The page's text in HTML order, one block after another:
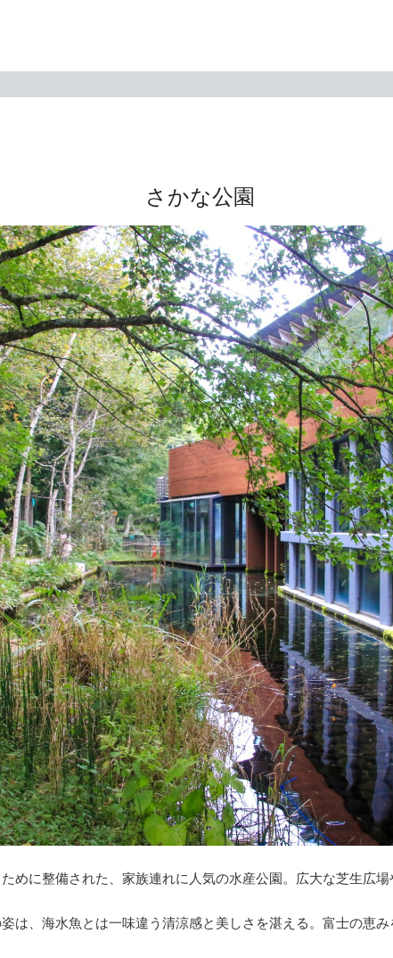
さかな公園
めに整備された、家族連れに人気の水産公園。広大な芝生広
は、海水魚とは一味違う清涼感と美しさを湛える。富士の恵